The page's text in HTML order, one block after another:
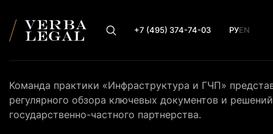
+7 (495) 374-74-03 РУEN
Команда практики «Инфраструктура и ГЧП»
регулярного обзора ключевых документов и
государственно-частного партнерства.